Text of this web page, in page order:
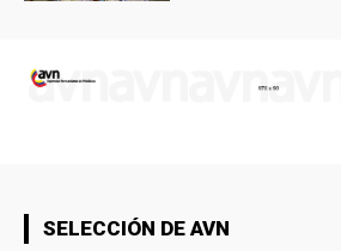
SELECCIÓN DE AVN